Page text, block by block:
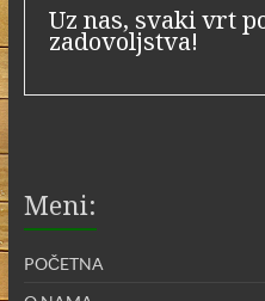
Uz nas, svaki vrt
zadovoljstva!
Meni:
POČETNA